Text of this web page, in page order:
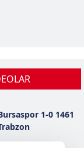
1-0 1461